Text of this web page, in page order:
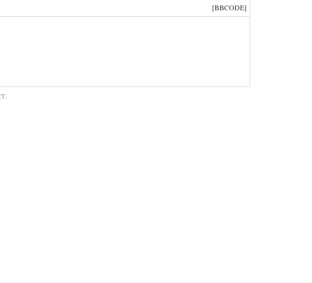
[BBCODE]